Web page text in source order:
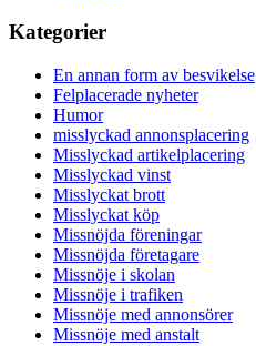
Kategorier
En annan form av besvikelse
Felplacerade nyheter
Humor
misslyckad annonsplacering
Misslyckad artikelplacering
Misslyckad vinst
Misslyckat brott
Misslyckat köp
Missnöjda föreningar
Missnöjda företagare
Missnöje i skolan
Missnöje i trafiken
Missnöje med annonsörer
Missnöje med anstalt